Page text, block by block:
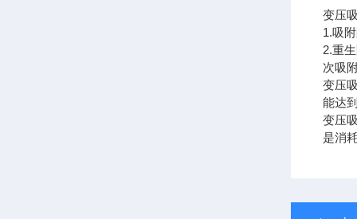
变压
1.吸
2.重
次吸
变压
能达
变压
是消